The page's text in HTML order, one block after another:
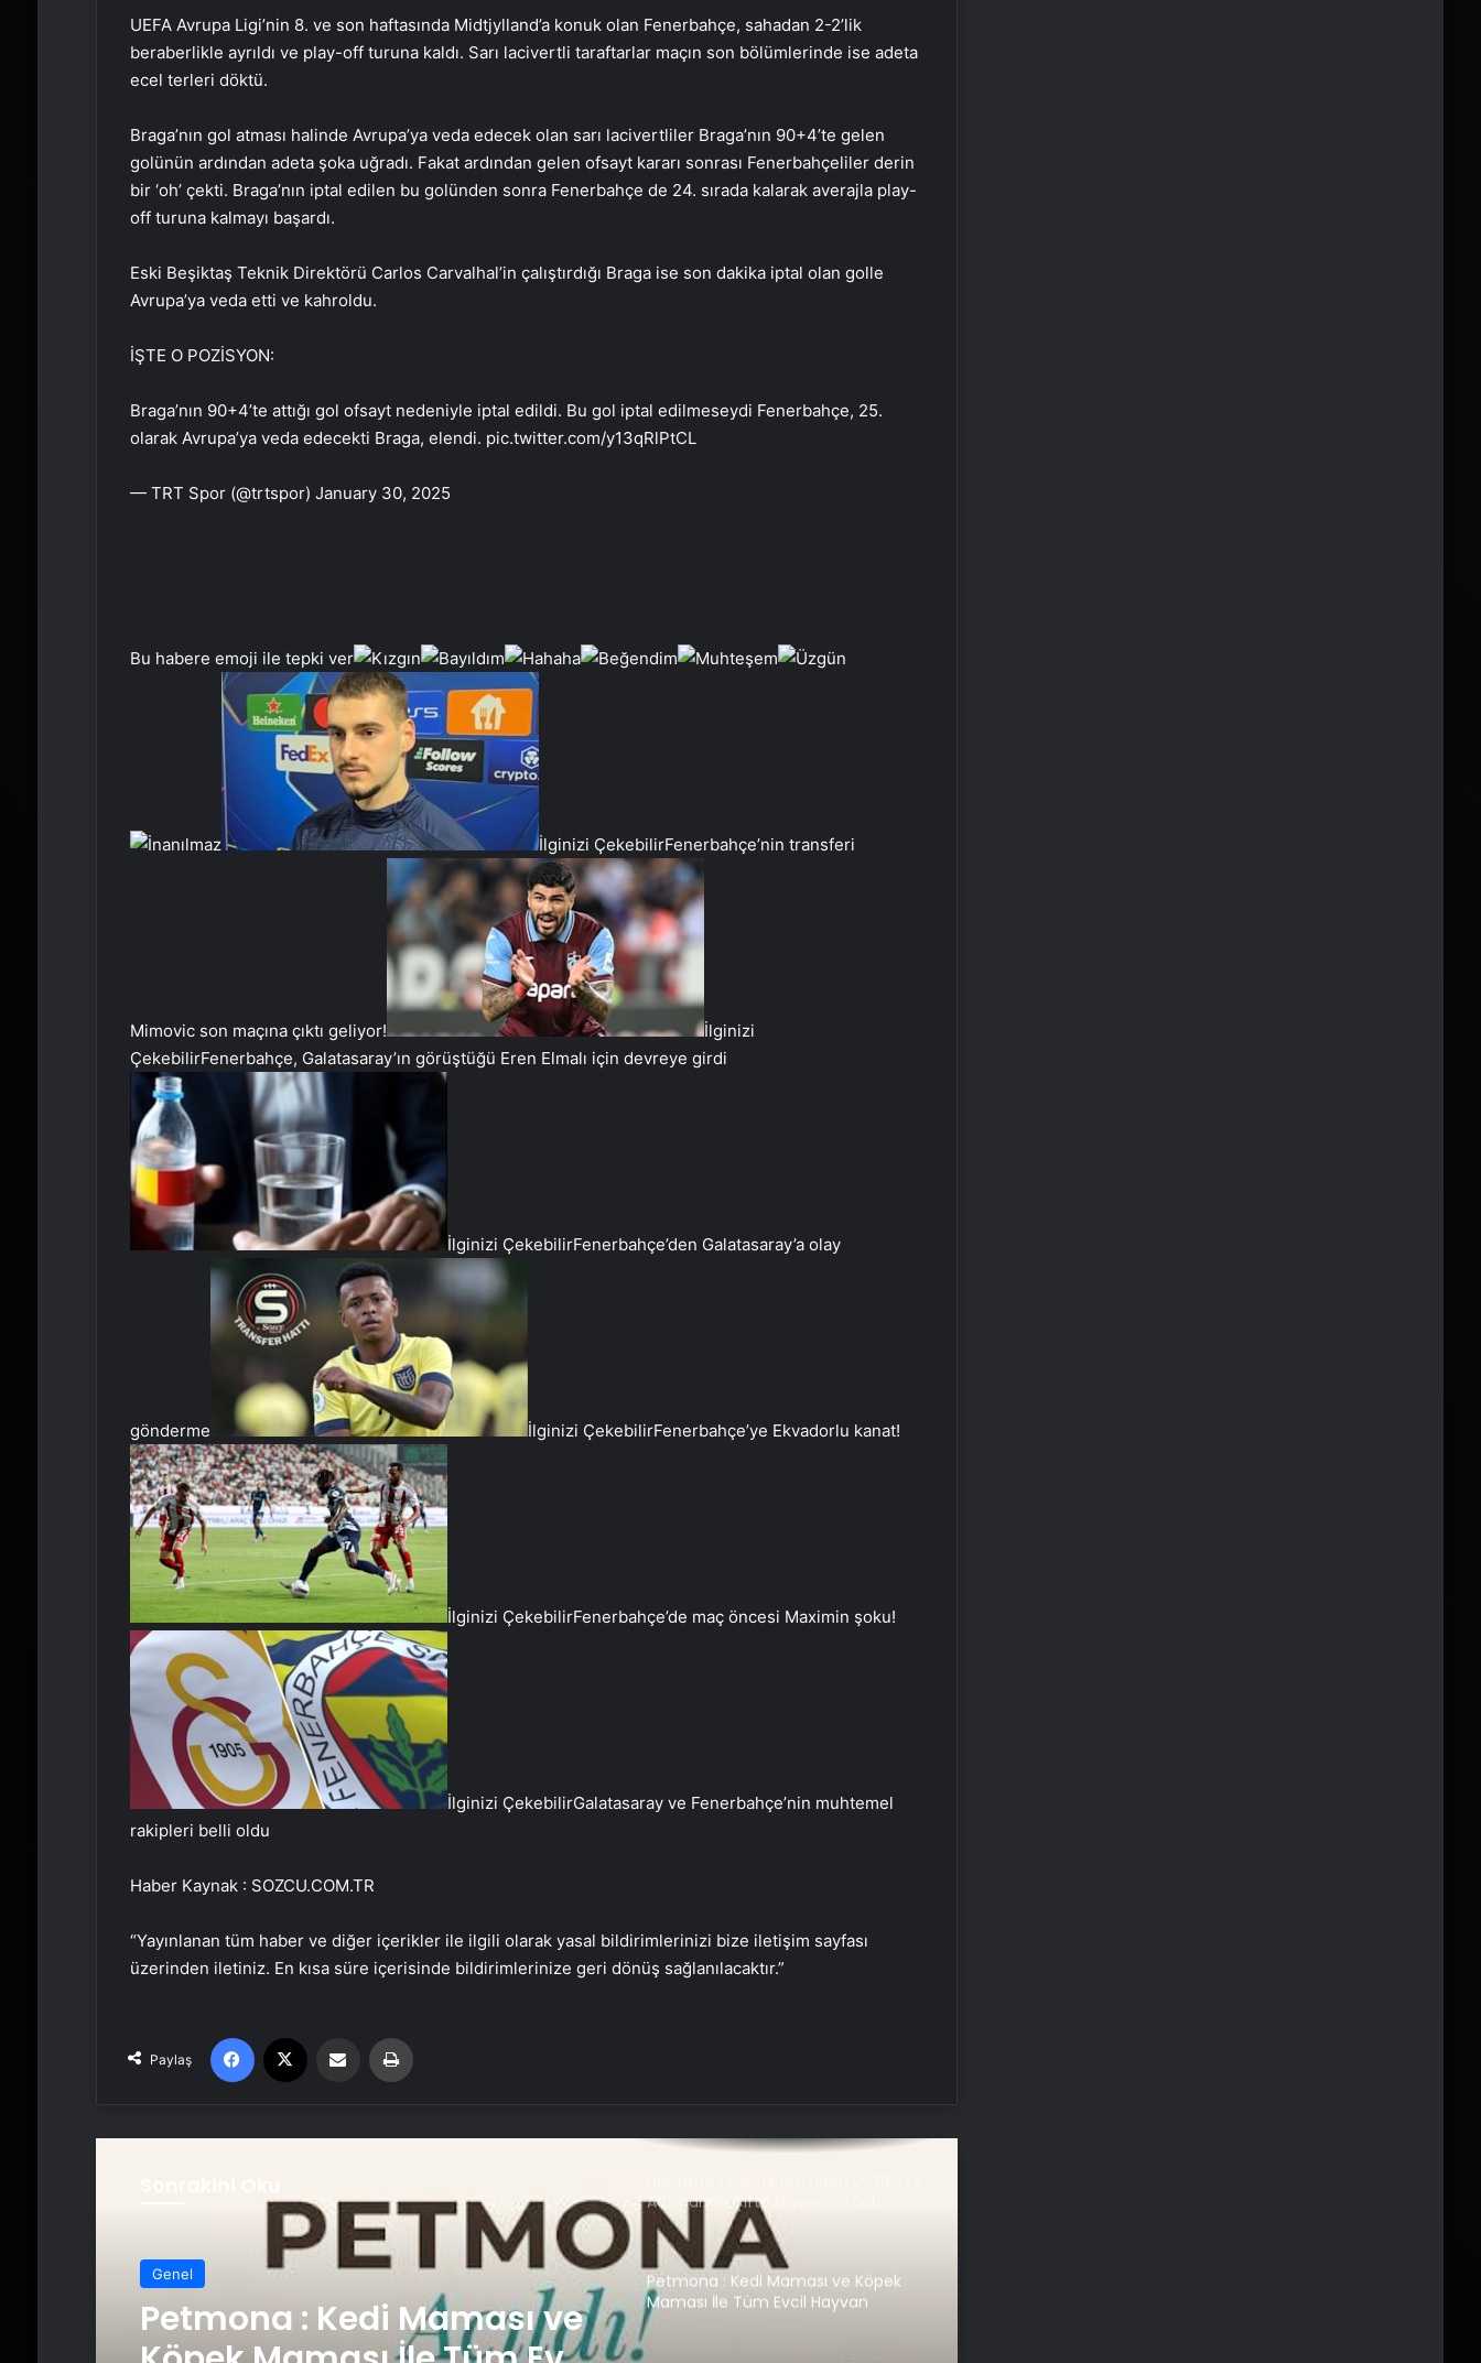
UEFA Avrupa Ligi’nin 8. ve son haftasında Midtjylland’a konuk olan Fenerbahçe, sahadan 2-2’lik
beraberlikle ayrıldı ve play-off turuna kaldı. Sarı lacivertli taraftarlar maçın son bölümlerinde ise adeta
ecel terleri döktü.
Braga’nın gol atması halinde Avrupa’ya veda edecek olan sarı lacivertliler Braga’nın 90+4’te gelen
golünün ardından adeta şoka uğradı. Fakat ardından gelen ofsayt kararı sonrası Fenerbahçeliler derin
bir ‘oh’ çekti. Braga’nın iptal edilen bu golünden sonra Fenerbahçe de 24. sırada kalarak averajla play-
off turuna kalmayı başardı.
Eski Beşiktaş Teknik Direktörü Carlos Carvalhal’in çalıştırdığı Braga ise son dakika iptal olan golle
Avrupa’ya veda etti ve kahroldu.
İŞTE O POZİSYON:
Braga’nın 90+4’te attığı gol ofsayt nedeniyle iptal edildi. Bu gol iptal edilmeseydi Fenerbahçe, 25.
olarak Avrupa’ya veda edecekti Braga, elendi. pic.twitter.com/y13qRlPtCL
— TRT Spor (@trtspor) January 30, 2025
Bu habere emoji ile tepki ver
İlginizi ÇekebilirFenerbahçe’nin transferi
Mimovic son maçına çıktı geliyor!
İlginizi
ÇekebilirFenerbahçe, Galatasaray’ın görüştüğü Eren Elmalı için devreye girdi
İlginizi ÇekebilirFenerbahçe’den Galatasaray’a olay
gönderme İlginizi ÇekebilirFenerbahçe’ye Ekvadorlu kanat!
İlginizi ÇekebilirFenerbahçe’de maç öncesi Maximin şoku!
İlginizi ÇekebilirGalatasaray ve Fenerbahçe’nin muhtemel
rakipleri belli oldu
Haber Kaynak : SOZCU.COM.TR
“Yayınlanan tüm haber ve diğer içerikler ile ilgili olarak yasal bildirimlerinizi bize iletişim sayfası
üzerinden iletiniz. En kısa süre içerisinde bildirimlerinize geri dönüş sağlanılacaktır.”
Paylaş
Facebook Email'den paylaş
Genel
Genel
Fiber İnternet ile Ev İnterneti
Nasılnedir.com
UETDS Nedir ? Uetds.com İle Akıllı
Maması İle Tüm Evcil Hayvan
Ürünleri
Fiber İnternet ile Ev İnterneti Nasıl
Doğru Seçilir